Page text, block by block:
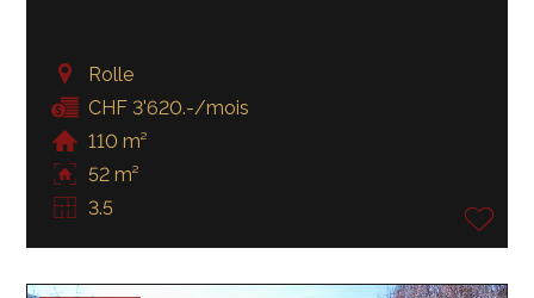
Rolle
CHF 3'620.-/mois
110 m²
52 m²
3.5